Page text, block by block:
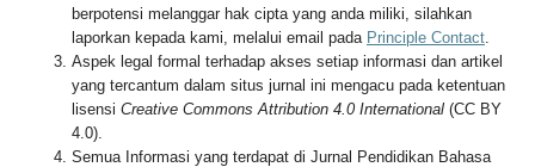
berpotensi melanggar hak cipta yang anda miliki, silahkan
laporkan kepada kami, melalui email pada Principle Contact.
Aspek legal formal terhadap akses setiap informasi dan artikel
yang tercantum dalam situs jurnal ini mengacu pada ketentuan
lisensi Creative Commons Attribution 4.0 International(CC BY
4.0).
Semua Informasi yang terdapat di Jurnal Pendidikan Bahasa